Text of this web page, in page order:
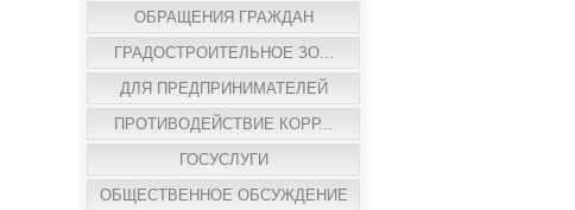
ОБРАЩЕНИЯ ГРАЖДАН
ГРАДОСТРОИТЕЛЬНОЕ ЗО...
ДЛЯ ПРЕДПРИНИМАТЕЛЕЙ
ПРОТИВОДЕЙСТВИЕ КОРР...
ГОСУСЛУГИ
ОБЩЕСТВЕННОЕ ОБСУЖДЕНИЕ